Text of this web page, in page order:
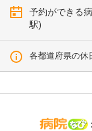
予約ができる
駅)
各都道府県の休